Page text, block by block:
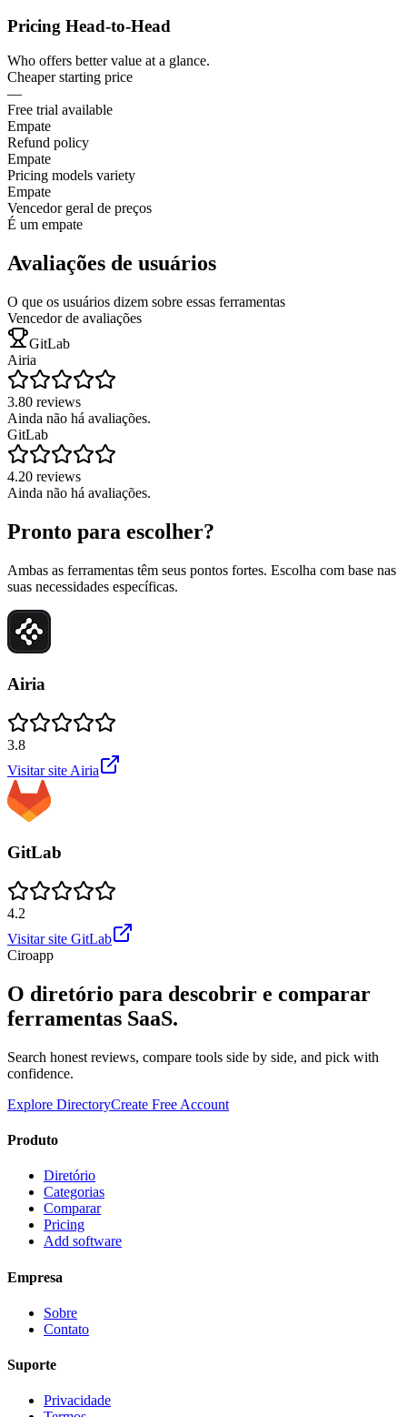
Pricing Head-to-Head
Who offers better value at a glance.
Cheaper starting price
—
Free trial available
Empate
Refund policy
Empate
Pricing models variety
Empate
Vencedor geral de preços
É um empate
Avaliações de usuários
O que os usuários dizem sobre essas ferramentas
Vencedor de avaliações
GitLab
Airia
3.80 reviews
Ainda não há avaliações.
GitLab
4.20 reviews
Ainda não há avaliações.
Pronto para escolher?
Ambas as ferramentas têm seus pontos fortes. Escolha com base nas
suas necessidades específicas.
Airia
3.8
Visitar site Airia
GitLab
4.2
Visitar site GitLab
Ciroapp
O diretório para descobrir e comparar
ferramentas SaaS.
Search honest reviews, compare tools side by side, and pick with
confidence.
Explore DirectoryCreate Free Account
Produto
Diretório
Categorias
Comparar
Pricing
Add software
Empresa
Sobre
Contato
Suporte
Privacidade